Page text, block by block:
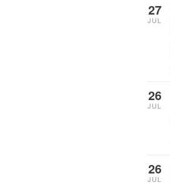
27
JUL
26
JUL
26
JUL